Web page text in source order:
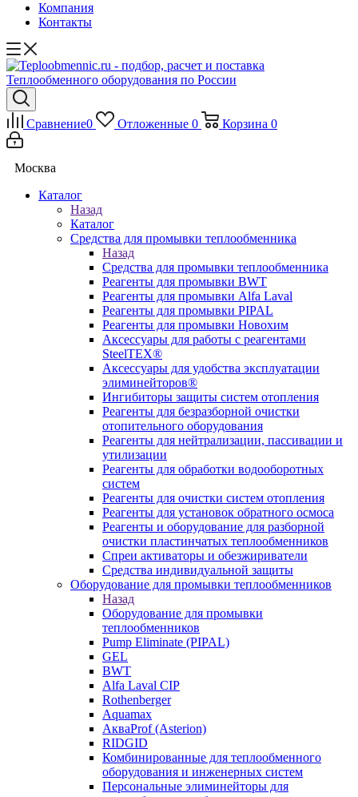
Компания
Контакты
Сравнение0 Отложенные 0 Корзина 0
Москва
Каталог
Назад
Каталог
Средства для промывки теплообменника
Назад
Средства для промывки теплообменника
Реагенты для промывки BWT
Реагенты для промывки Alfa Laval
Реагенты для промывки PIPAL
Реагенты для промывки Новохим
Аксессуары для работы с реагентами
SteelTEX®
Аксессуары для удобства эксплуатации
элиминейторов®
Ингибиторы защиты систем отопления
Реагенты для безразборной очистки
отопительного оборудования
Реагенты для нейтрализации, пассивации и
утилизации
Реагенты для обработки водооборотных
систем
Реагенты для очистки систем отопления
Реагенты для установок обратного осмоса
Реагенты и оборудование для разборной
очистки пластинчатых теплообменников
Спреи активаторы и обезжириватели
Средства индивидуальной защиты
Оборудование для промывки теплообменников
Назад
Оборудование для промывки
теплообменников
Pump Eliminate (PIPAL)
GEL
BWT
Alfa Laval CIP
Rothenberger
Aquamax
АкваProf (Asterion)
RIDGID
Комбинированные для теплообменного
оборудования и инженерных систем
Персональные элиминейторы для